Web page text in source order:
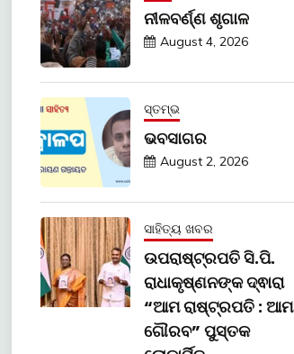
ନୀଳବର୍ଣ୍ଣ ଶୃଗାଳ
August 4, 2026
ସ୍ତମ୍ଭ
ଭବସାଗର
August 2, 2026
ସାହିତ୍ୟ ଖବର
ଉପରାଷ୍ଟ୍ରପତି ସି.ପି.
ରାଧାକୃଷ୍ଣନଙ୍କ ଦ୍ଵାରା
“ଆମ ରାଷ୍ଟ୍ରପତି : ଆମ
ଗୌରବ” ପୁସ୍ତକ